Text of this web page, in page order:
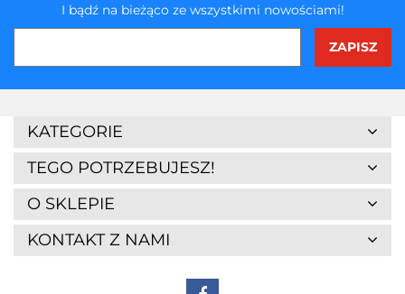
I bądź na bieżąco ze wszystkimi nowościami!
KATEGORIE
TEGO POTRZEBUJESZ!
O SKLEPIE
KONTAKT Z NAMI